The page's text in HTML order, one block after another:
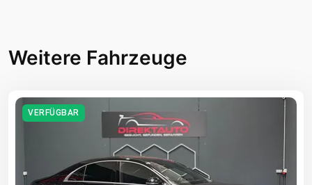
Weitere Fahrzeuge
VERFÜGBAR